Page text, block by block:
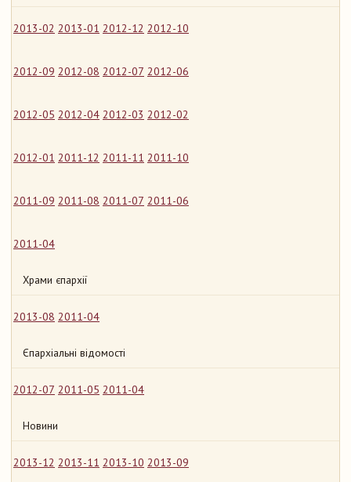
2013-02 2013-01 2012-12 2012-10
2012-09 2012-08 2012-07 2012-06
2012-05 2012-04 2012-03 2012-02
2012-01 2011-12 2011-11 2011-10
2011-09 2011-08 2011-07 2011-06
2011-04
Храми єпархії
2013-08 2011-04
Єпархіальні відомості
2012-07 2011-05 2011-04
Новини
2013-12 2013-11 2013-10 2013-09